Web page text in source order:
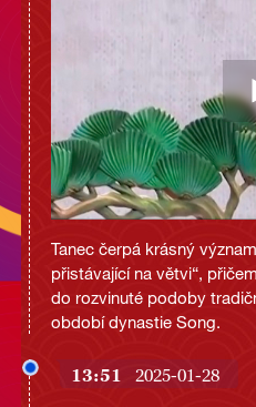
Tanec čerpá krásný
přistávající na větvi“,
do rozvinuté podoby
období dynastie Song.
13:51 2025-01-28